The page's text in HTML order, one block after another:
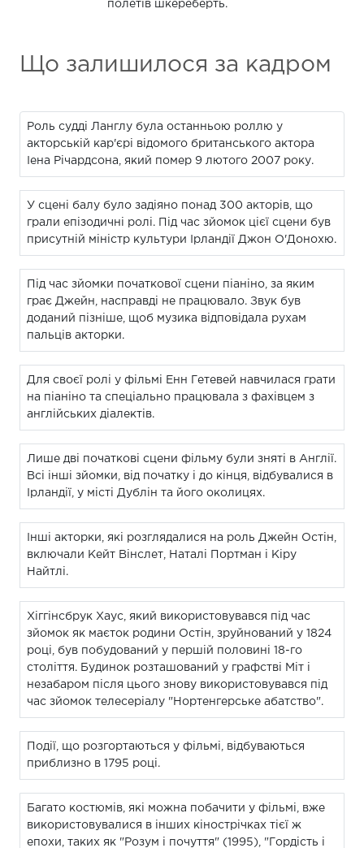
полетів шкереберть.
Що залишилося за кадром
Роль судді Ланглу була останньою роллю у
акторській кар'єрі відомого британського актора
Іена Річардсона, який помер 9 лютого 2007 року.
У сцені балу було задіяно понад 300 акторів, що
грали епізодичні ролі. Під час зйомок цієї сцени був
присутній міністр культури Ірландії Джон О'Донохю.
Під час зйомки початкової сцени піаніно, за яким
грає Джейн, насправді не працювало. Звук був
доданий пізніше, щоб музика відповідала рухам
пальців акторки.
Для своєї ролі у фільмі Енн Гетевей навчилася грати
на піаніно та спеціально працювала з фахівцем з
англійських діалектів.
Лише дві початкові сцени фільму були зняті в Англії.
Всі інші зйомки, від початку і до кінця, відбувалися в
Ірландії, у місті Дублін та його околицях.
Інші акторки, які розглядалися на роль Джейн Остін,
включали Кейт Вінслет, Наталі Портман і Кіру
Найтлі.
Хіггінсбрук Хаус, який використовувався під час
зйомок як маєток родини Остін, зруйнований у 1824
році, був побудований у першій половині 18-го
століття. Будинок розташований у графстві Міт і
незабаром після цього знову використовувався під
час зйомок телесеріалу "Нортенгерське абатство".
Події, що розгортаються у фільмі, відбуваються
приблизно в 1795 році.
Багато костюмів, які можна побачити у фільмі, вже
використовувалися в інших кінострічках тієї ж
епохи, таких як "Розум і почуття" (1995), "Гордість і